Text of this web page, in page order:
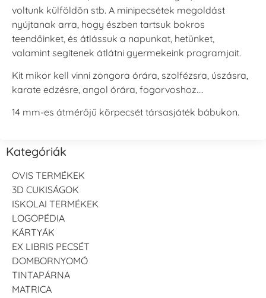
voltunk külföldön stb. A minipecsétek megoldást
nyújtanak arra, hogy észben tartsuk bokros
teendőinket, és átlássuk a napunkat, hetünket,
valamint segítenek átlátni gyermekeink programjait.
Kit mikor kell vinni zongora órára, szolfézsra, úszásra,
karate edzésre, angol órára, fogorvoshoz….
14 mm-es átmérőjű körpecsét társasjáték bábukon.
Kategóriák
OVIS TERMÉKEK
3D CUKISÁGOK
ISKOLAI TERMÉKEK
LOGOPÉDIA
KÁRTYÁK
EX LIBRIS PECSÉT
DOMBORNYOMÓ
TINTAPÁRNA
MATRICA